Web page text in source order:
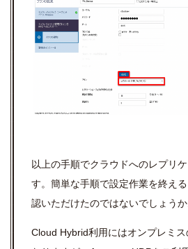
以上の手順でクラウドへのレプリ
す。簡単な手順で設定作業を終え
認いただけたのではないでしょうか
Cloud Hybrid利用にはオンプレミ